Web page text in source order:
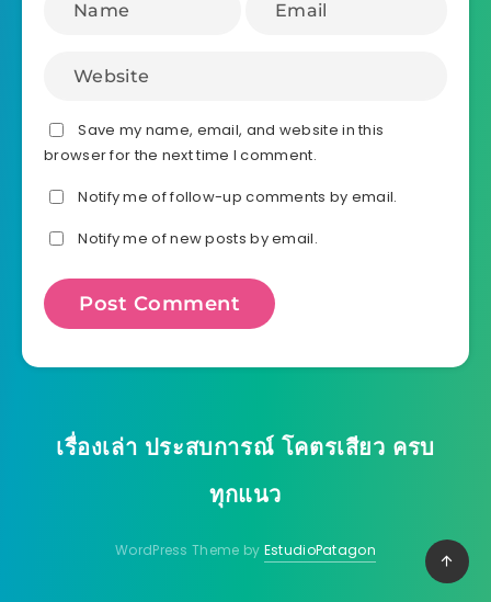
Save my name, email, and website in this
browser for the next time I comment.
Notify me of follow-up comments by email.
Notify me of new posts by email.
เรื่องเล่า ประสบการณ์ โคตรเสียว ครบ
ทุกแนว
WordPress Theme by EstudioPatagon